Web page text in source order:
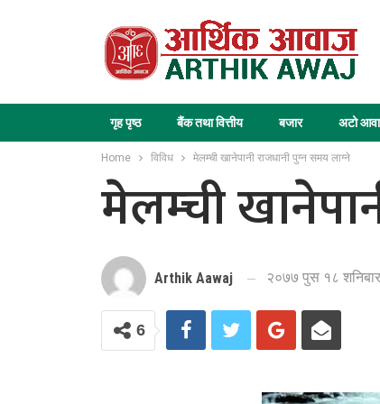
गृह पृष्ठ बैंक तथा वित्तीय बजार अटो
Home विविध मेलम्ची खानेपानी राजधानी पुग्न समय लाग्ने
मेलम्ची
Arthik Aawaj २०७७ पुस १८
6